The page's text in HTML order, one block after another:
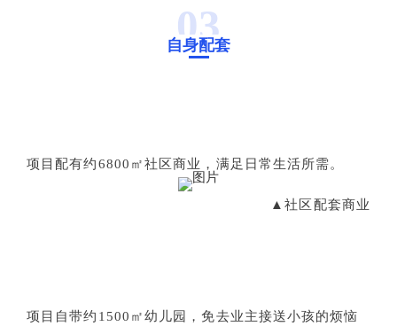
03
自身配套
项目配有约6800㎡社区商业，满足日常生活所需。
▲社区配套商业
项目自带约1500㎡幼儿园，免去业主接送小孩的烦恼